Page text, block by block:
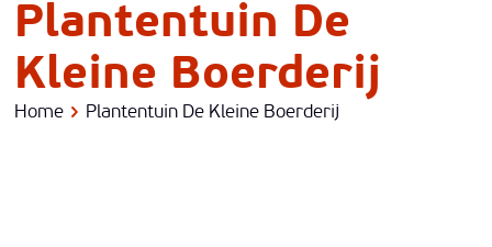
Plantentuin De
Kleine Boerderij
Home Plantentuin De Kleine Boerderij